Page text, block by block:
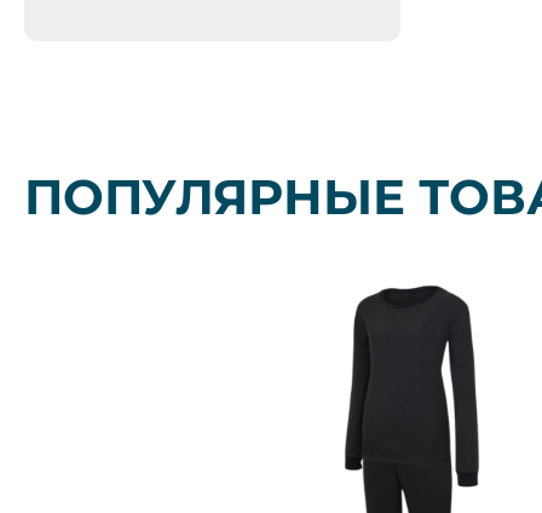
ПОПУЛЯРНЫЕ